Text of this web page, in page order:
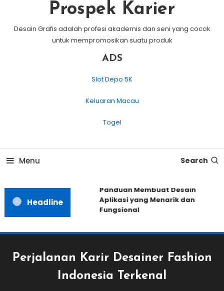
Prospek Karier
Desain Grafis adalah profesi akademis dan seni yang cocok
untuk mempromosikan suatu produk
ADS
Slot Depo 5K
Keluaran Macau
Togel
Menu Search
Headline
Panduan Membuat Desain
Aplikasi yang Menarik dan
Fungsional
Perjalanan Karir Desainer Fashion
Indonesia Terkenal